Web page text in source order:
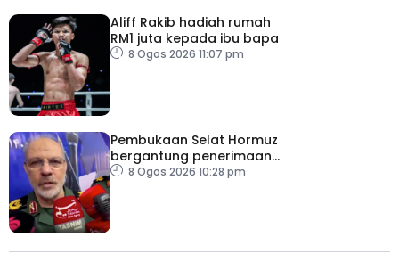
Aliff Rakib hadiah rumah
RM1 juta kepada ibu bapa
8 Ogos 2026 11:07 pm
Pembukaan Selat Hormuz
bergantung penerimaan
AS – IRGC
8 Ogos 2026 10:28 pm